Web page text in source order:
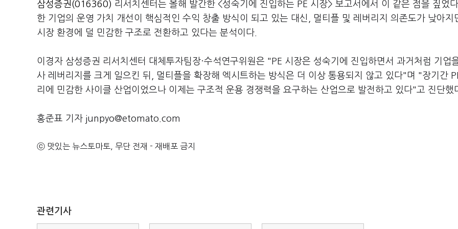
삼성증권(016360) 리서치센터는 올해 발간한 <성숙기에 진입하는 PE 시장> 보고서에서 이 같은 점을 짚었
한 기업의 운영 가치 개선이 핵심적인 수익 창출 방식이 되고 있는 대신, 멀티플 및 레버리지 의존도가 낮아지
시장 환경에 덜 민감한 구조로 전환하고 있다는 분석이다.
이경자 삼성증권 리서치센터 대체투자팀장·수석연구위원은 "PE 시장은 성숙기에 진입하면서 과거처럼 기업
사 레버리지를 크게 일으킨 뒤, 멀티플을 확장해 엑시트하는 방식은 더 이상 통용되지 않고 있다"며 "장기간
리에 민감한 사이클 산업이었으나 이제는 구조적 운용 경쟁력을 요구하는 산업으로 발전하고 있다"고 진단했
홍준표 기자 junpyo@etomato.com
ⓒ 맛있는 뉴스토마토, 무단 전재 - 재배포 금지
관련기사